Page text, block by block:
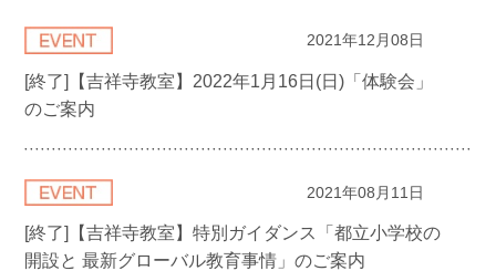
2021年12月08日
[終了]【吉祥寺教室】2022年1月16日(日)「体験会」
のご案内
2021年08月11日
[終了]【吉祥寺教室】特別ガイダンス「都立小学校の
開設と 最新グローバル教育事情」のご案内